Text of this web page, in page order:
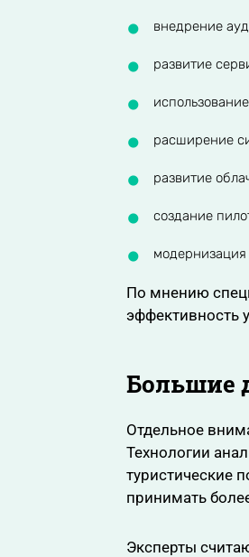
внедрение
развитие
расширение
развитие
создание
По мнению
эффективность
Большие
Отдельное
Технологии
туристические
принимать
Эксперты